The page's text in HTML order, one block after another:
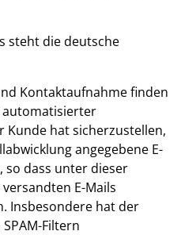
steht die deutsche
Kontaktaufnahme finden
automatisierter
Kunde hat sicherzustellen,
angegebene E-
so dass unter dieser
E-Mails
Insbesondere hat der
Filtern